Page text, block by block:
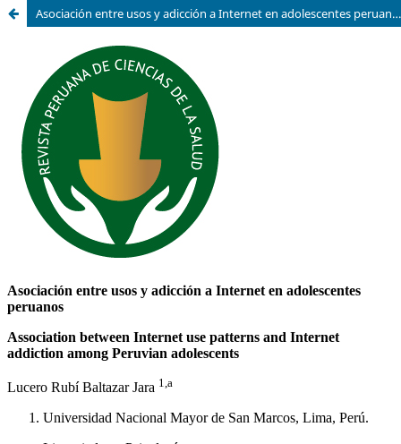
Asociación entre usos y adicción a Internet en adolescentes peruanos